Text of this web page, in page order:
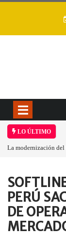
LO ÚLTIMO
La modernización del
SOFTLINE
PERÚ
DE